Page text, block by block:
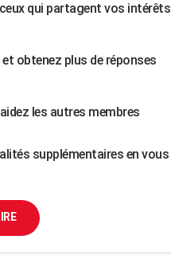
qui partagent vos intérêts
obtenez plus de réponses
les autres membres
supplémentaires en vous